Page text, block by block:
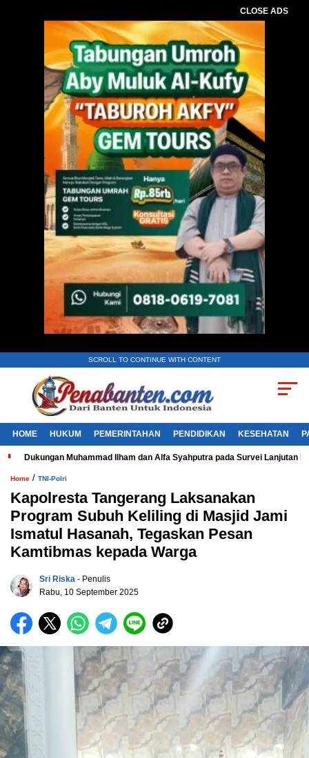
CLOSE ADS
SCROLL TO CONTINUE WITH CONTENT
HOME HUKUM PEMERINTAHAN PENDIDIKAN KESEHATAN
Dukungan Muhammad Ilham dan Alfa Syahputra pada Survei Lanjutan
Home / TNI-Polri
Kapolresta Tangerang Laksanakan
Program Subuh Keliling di Masjid Jami
Ismatul Hasanah, Tegaskan Pesan
Kamtibmas kepada Warga
Sri Riska - Penulis
Rabu, 10 September 2025